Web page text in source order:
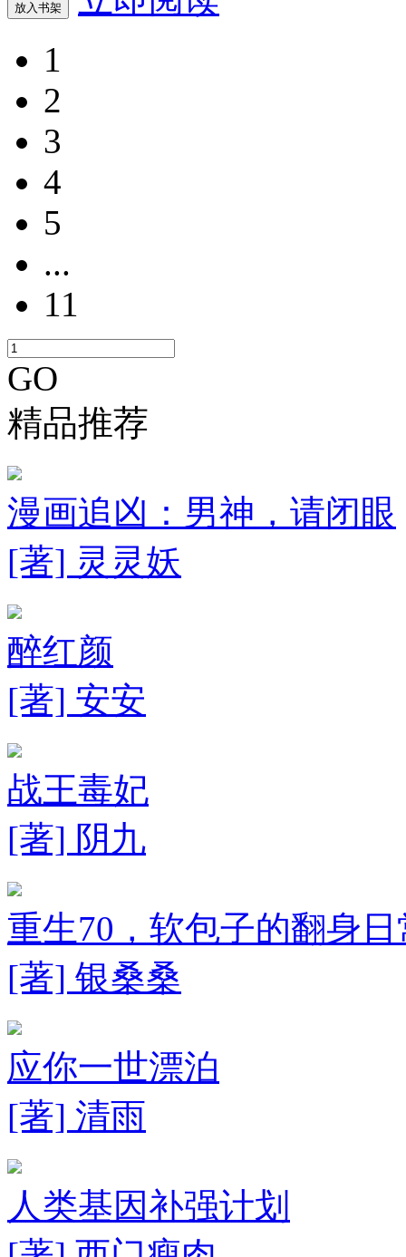
放入书架
1
2
3
4
5
...
11
GO
精品推荐
漫画追凶：男神，请闭眼
[著] 灵灵妖
醉红颜
[著] 安安
战王毒妃
[著] 阴九
重生70，软包子的翻身日
[著] 银桑桑
应你一世漂泊
[著] 清雨
人类基因补强计划